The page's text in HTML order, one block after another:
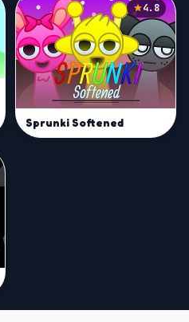
4.8
Sprunki Softened